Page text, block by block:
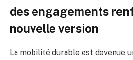
des engagements
nouvelle version
La mobilité durable est devenue